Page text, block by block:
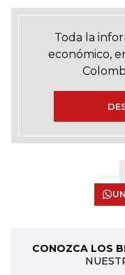
Toda la
económico,
CONOZCA LOS